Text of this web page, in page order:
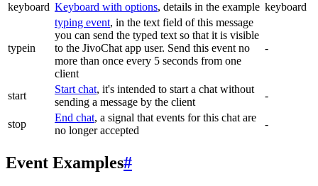
keyboard Keyboard with options, details in the example keyboard
typein
typing event, in the text field of this message
you can send the typed text so that it is visible
to the JivoChat app user. Send this event no
more than once every 5 seconds from one
client
-
start
Start chat, it's intended to start a chat without
sending a message by the client
-
stop
End chat, a signal that events for this chat are
no longer accepted
-
Event Examples#